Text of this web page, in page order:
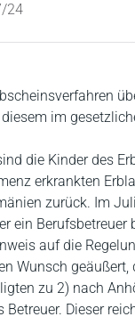
24
im
die Kinder des
erkrankten
zurück. Im
ein
auf die
Wunsch
zu 2) nach
Betreuer. Dieser